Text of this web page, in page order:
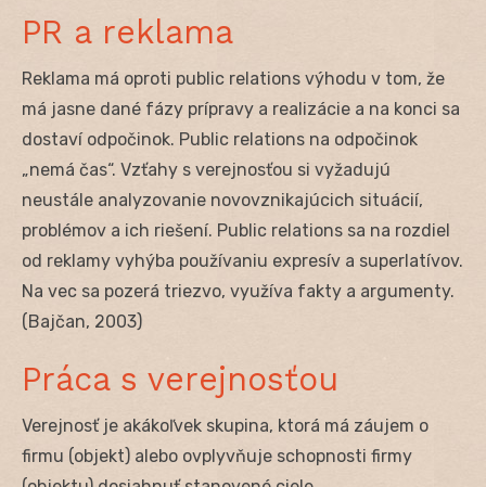
PR a reklama
Reklama má oproti public relations výhodu v tom, že
má jasne dané fázy prípravy a realizácie a na konci sa
dostaví odpočinok. Public relations na odpočinok
„nemá čas“. Vzťahy s verejnosťou si vyžadujú
neustále analyzovanie novovznikajúcich situácií,
problémov a ich riešení. Public relations sa na rozdiel
od reklamy vyhýba používaniu expresív a superlatívov.
Na vec sa pozerá triezvo, využíva fakty a argumenty.
(Bajčan, 2003)
Práca s verejnosťou
Verejnosť je akákoľvek skupina, ktorá má záujem o
firmu (objekt) alebo ovplyvňuje schopnosti firmy